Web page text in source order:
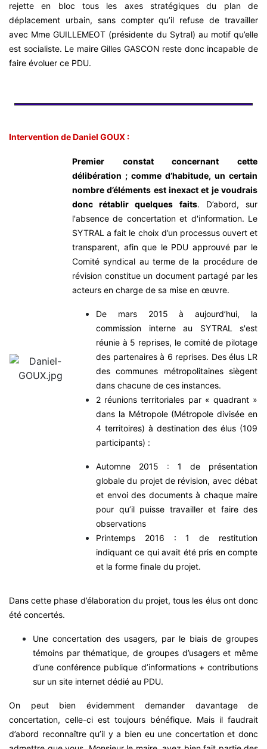
rejette en bloc tous les axes stratégiques du plan de
déplacement urbain, sans compter qu’il refuse de travailler
avec Mme GUILLEMEOT (présidente du Sytral) au motif qu’elle
est socialiste. Le maire Gilles GASCON reste donc incapable de
faire évoluer ce PDU.
Intervention de Daniel GOUX :
Premier constat concernant cette
délibération ; comme d’habitude, un certain
nombre d’éléments est inexact et je voudrais
donc rétablir quelques faits. D’abord, sur
l'absence de concertation et d'information. Le
SYTRAL a fait le choix d’un processus ouvert et
transparent, afin que le PDU approuvé par le
Comité syndical au terme de la procédure de
révision constitue un document partagé par les
acteurs en charge de sa mise en œuvre.
De mars 2015 à aujourd’hui, la
commission interne au SYTRAL s'est
réunie à 5 reprises, le comité de pilotage
des partenaires à 6 reprises. Des élus LR
des communes métropolitaines siègent
dans chacune de ces instances.
2 réunions territoriales par « quadrant »
dans la Métropole (Métropole divisée en
4 territoires) à destination des élus (109
participants) :
Automne 2015 : 1 de présentation
globale du projet de révision, avec débat
et envoi des documents à chaque maire
pour qu’il puisse travailler et faire des
observations
Printemps 2016 : 1 de restitution
indiquant ce qui avait été pris en compte
et la forme finale du projet.
Dans cette phase d’élaboration du projet, tous les élus ont donc
été concertés.
Une concertation des usagers, par le biais de groupes
témoins par thématique, de groupes d’usagers et même
d’une conférence publique d’informations + contributions
sur un site internet dédié au PDU.
On peut bien évidemment demander davantage de
concertation, celle-ci est toujours bénéfique. Mais il faudrait
d’abord reconnaître qu’il y a bien eu une concertation et donc